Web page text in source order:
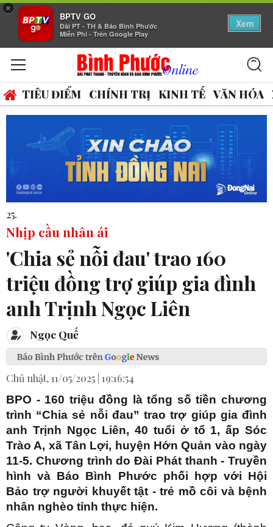
×
BPTV GO
Đài PT - TH & Báo Bình Phước
Miễn Phí - Trên Google Play
Xem
TIÊU ĐIỂM CHÍNH TRỊ KINH TẾ VĂN HÓA
Nhịp cầu nhân ái
'Chia sẻ nỗi đau' trao 160
triệu đồng trợ giúp gia đình
anh Trịnh Ngọc Liên
Ngọc Quế
Chủ nhật, 11/05/2025 | 19:16:54
BPO - 160 triệu đồng là tổng số tiền chương
trình “Chia sẻ nỗi đau” trao trợ giúp gia đình
anh Trịnh Ngọc Liên, 40 tuổi ở tổ 1, ấp Sóc
Trào A, xã Tân Lợi, huyện Hớn Quản vào ngày
11-5. Chương trình do Đài Phát thanh - Truyền
hình và Báo Bình Phước phối hợp với Hội
Bảo trợ người khuyết tật - trẻ mồ côi và bệnh
nhân nghèo tỉnh thực hiện.